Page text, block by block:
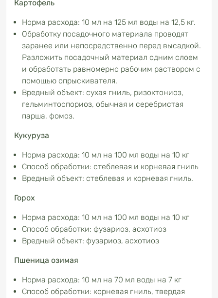
Картофель
Норма расхода: 10 мл на 125 мл воды на 12,5 кг.
Обработку посадочного материала проводят
заранее или непосредственно перед высадкой.
Разложить посадочный материал одним слоем
и обработать равномерно рабочим раствором с
помощью опрыскивателя.
Вредный объект: сухая гниль, ризоктониоз,
гельминтоспориоз, обычная и серебристая
парша, фомоз.
Кукуруза
Норма расхода: 10 мл на 100 мл воды на 10 кг
Способ обработки: стеблевая и корневая гниль
Вредный объект: стеблевая и корневая гниль.
Горох
Норма расхода: 10 мл на 100 мл воды на 10 кг
Способ обработки: фузариоз, асхотиоз
Вредный объект: фузариоз, асхотиоз
Пшеница озимая
Норма расхода: 10 мл на 70 мл воды на 7 кг
Способ обработки: корневая гниль, твердая